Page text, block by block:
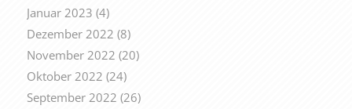
Januar 2023 (4)
Dezember 2022 (8)
November 2022 (20)
Oktober 2022 (24)
September 2022 (26)